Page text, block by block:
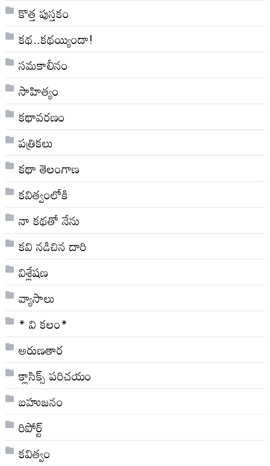
కొత్త పుస్తకం
కథ..కథయ్యిందా!
సమకాలీనం
సాహిత్యం
కథావరణం
పత్రికలు
కథా తెలంగాణ
కవిత్వంలోకి
నా క‌థ‌తో నేను
కవి నడిచిన దారి
విశ్లేషణ
వ్యాసాలు
* వి క‌లం*
అరుణతార
క్లాసిక్స్ ప‌రిచ‌యం
బహుజనం
రిపోర్ట్
కవిత్వం